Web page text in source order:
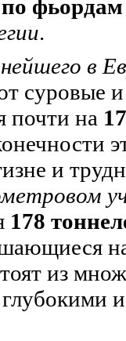
фьордам
.
в
суровые
почти на
и
178
из